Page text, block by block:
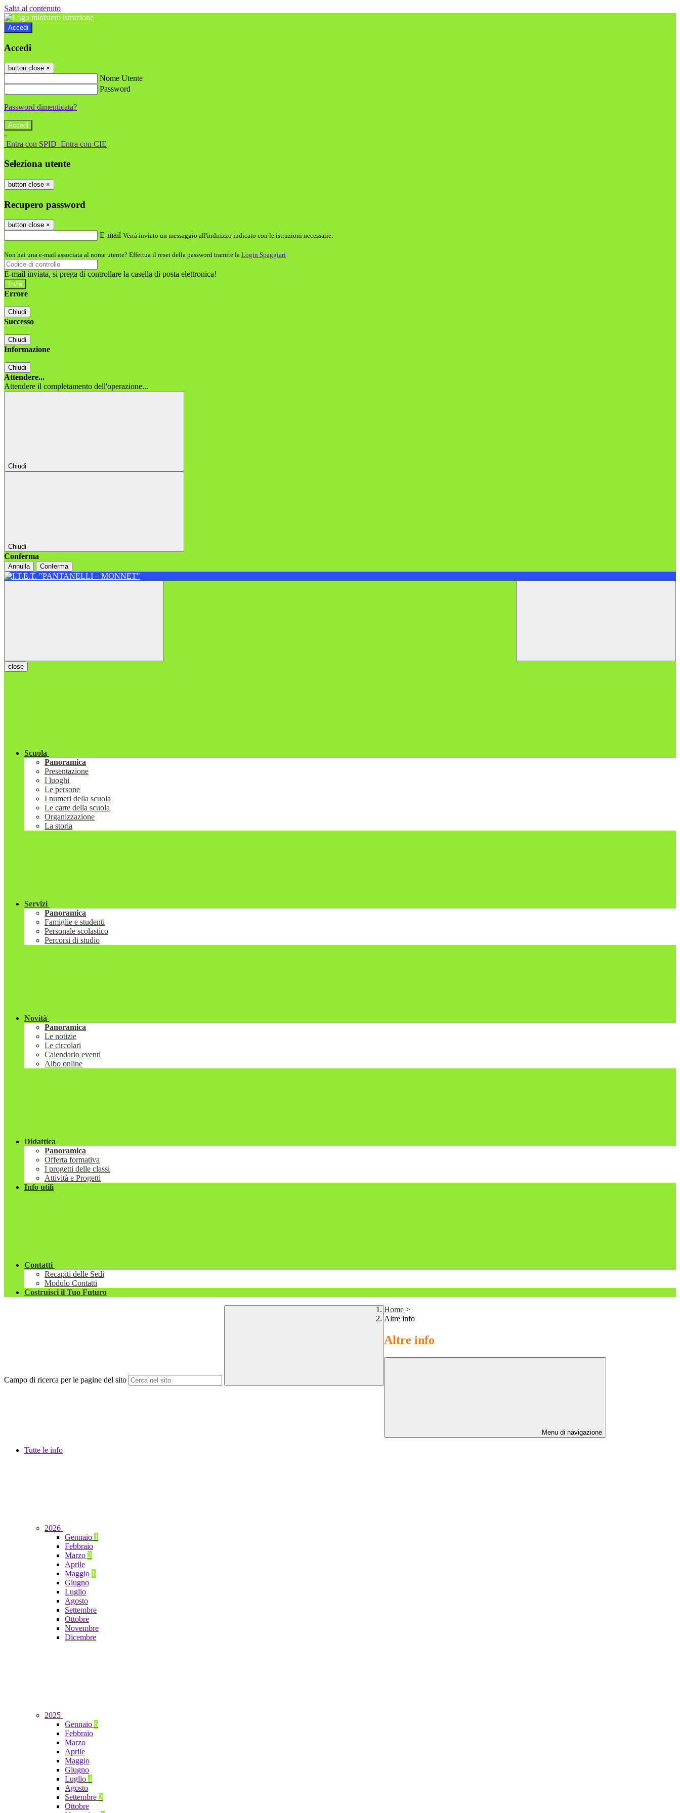
Salta al contenuto
Accedi
Accedi
button close ×
Nome Utente
Password
Password dimenticata?
-
Entra con SPID Entra con CIE
Seleziona utente
button close ×
Recupero password
button close ×
E-mail Verrà inviato un messaggio all'indirizzo indicato con le istruzioni necessarie.
Non hai una e-mail associata al nome utente? Effettua il reset della password tramite la Login Spaggiari
E-mail inviata, si prega di controllare la casella di posta elettronica!
Errore
Chiudi
Successo
Chiudi
Informazione
Chiudi
Attendere...
Attendere il completamento dell'operazione...
Chiudi
Chiudi
Conferma
Annulla Conferma
close
Scuola
Panoramica
Presentazione
I luoghi
Le persone
I numeri della scuola
Le carte della scuola
Organizzazione
La storia
Servizi
Panoramica
Famiglie e studenti
Personale scolastico
Percorsi di studio
Novità
Panoramica
Le notizie
Le circolari
Calendario eventi
Albo online
Didattica
Panoramica
Offerta formativa
I progetti delle classi
Attività e Progetti
Info utili
Contatti
Recapiti delle Sedi
Modulo Contatti
Costruisci il Tuo Futuro
Campo di ricerca per le pagine del sito
Home >
Altre info
Altre info
Menu di navigazione
Tutte le info
2026
Gennaio 1
Febbraio
Marzo 2
Aprile
Maggio 1
Giugno
Luglio
Agosto
Settembre
Ottobre
Novembre
Dicembre
2025
Gennaio 6
Febbraio
Marzo
Aprile
Maggio
Giugno
Luglio 4
Agosto
Settembre 2
Ottobre